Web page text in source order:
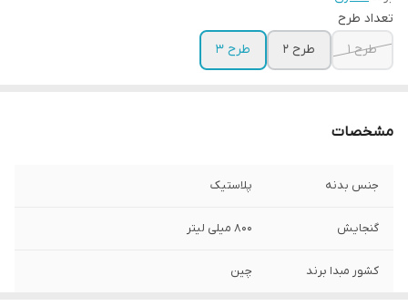
تعداد طرح
طرح 1
طرح 2 طرح 3
مشخصات
جنس بدنه پلاستیک
گنجایش 800 میلی لیتر
کشور مبدا برند چین